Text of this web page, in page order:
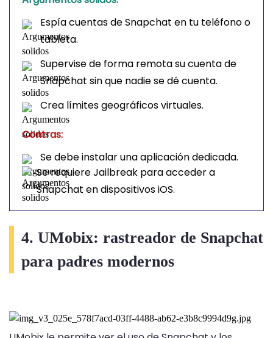
Espía cuentas de Snapchat en tu teléfono o
tableta.
Supervise de forma remota su cuenta de
Snapchat sin que nadie se dé cuenta.
Crea límites geográficos virtuales.
Contras:
Se debe instalar una aplicación dedicada.
Se requiere Jailbreak para acceder a
Snapchat en dispositivos iOS.
4. UMobix: rastreador de Snapchat
para padres modernos